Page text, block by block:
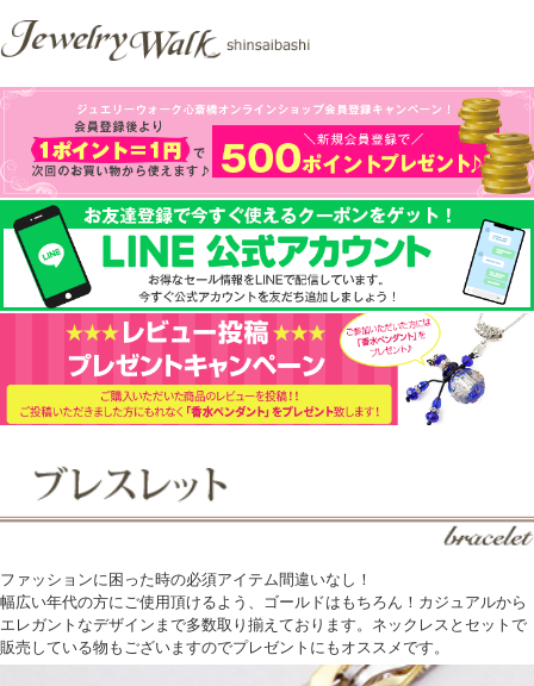
ファッションに困った時の必須アイテム間違いなし！
幅広い年代の方にご使用頂けるよう、ゴールドはもちろん！カジュアルから
エレガントなデザインまで多数取り揃えております。ネックレスとセットで
販売している物もございますのでプレゼントにもオススメです。